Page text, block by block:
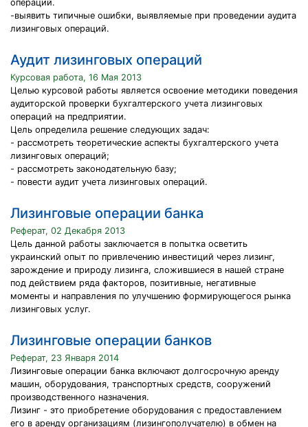
операций.
-выявить типичные ошибки, выявляемые при проведении аудита
лизинговых операций.
Аудит лизинговых операций
Курсовая работа, 16 Мая 2013
Целью курсовой работы является освоение методики поведения
аудиторской проверки бухгалтерского учета лизинговых
операций на предприятии.
Цель определила решение следующих задач:
- рассмотреть теоретические аспекты бухгалтерского учета
лизинговых операций;
- рассмотреть законодательную базу;
- повести аудит учета лизинговых операций.
Лизинговые операции банка
Реферат, 02 Декабря 2013
Цель данной работы заключается в попытка осветить
украинский опыт по привлечению инвестиций через лизинг,
зарождение и природу лизинга, сложившиеся в нашей стране
под действием ряда факторов, позитивные, негативные
моменты и направления по улучшению формирующегося рынка
лизинговых услуг.
Лизинговые операции банков
Реферат, 23 Января 2014
Лизинговые операции банка включают долгосрочную аренду
машин, оборудования, транспортных средств, сооружений
производственного назначения.
Лизинг - это приобретение оборудования с предоставлением
его в аренду организациям (лизингополучателю) в обмен на